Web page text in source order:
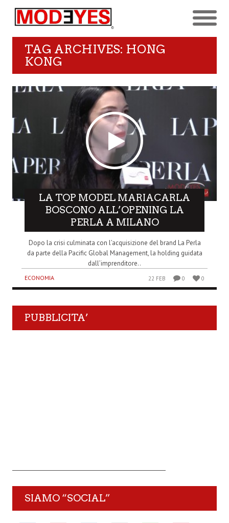
TAG ARCHIVES: HONG
KONG
LA TOP MODEL MARIACARLA
BOSCONO ALL’OPENING LA
PERLA A MILANO
Dopo la crisi culminata con l’acquisizione del brand La Perla
da parte della Pacific Global Management, la holding guidata
dall’imprenditore..
ECONOMIA 22 FEB 0 0
PUBBLICITA’
SIAMO “SOCIAL”